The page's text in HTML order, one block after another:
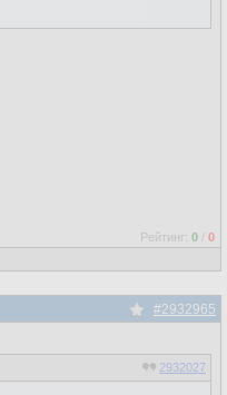
Рейтинг: 0 / 0
#2932965
2932027